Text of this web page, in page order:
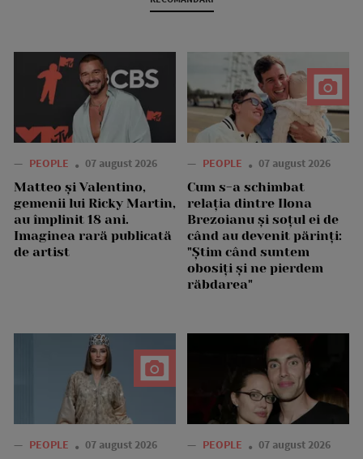
— PEOPLE 07 august 2026
Matteo și Valentino,
gemenii lui Ricky Martin,
au împlinit 18 ani.
Imaginea rară publicată
de artist
— PEOPLE 07 august 2026
Cum s-a schimbat
relația dintre Ilona
Brezoianu și soțul ei de
când au devenit părinți:
"Știm când suntem
obosiți și ne pierdem
răbdarea"
— PEOPLE 07 august 2026 — PEOPLE 07 august 2026